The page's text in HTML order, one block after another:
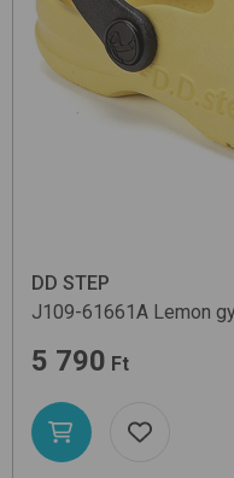
DD STEP
J109-61661A Lemon
5 790 Ft